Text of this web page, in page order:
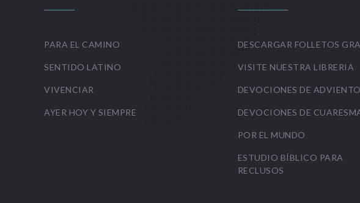
PARA EL CAMINO
SENTIDO LATINO
VIVENCIAR
AYER HOY Y SIEMPRE
DESCARGAR FOLLETOS
VISITE NUESTRA LIBRERIA
DEVOCIONES DE ADVIENTO
DEVOCIONES DE
POR EL MUNDO
ESTUDIO BÍBLICO PARA
RECLUSOS